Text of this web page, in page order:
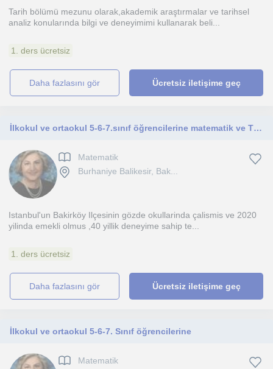
Tarih bölümü mezunu olarak,akademik araştırmalar ve tarihsel
analiz konularında bilgi ve deneyimimi kullanarak beli...
1. ders ücretsiz
daha fazlasını gör Ücretsiz iletişime geç
İlkokul ve ortaokul 5-6-7.sınıf öğrencilerine matematik ve Türkçe
Matematik
Burhaniye Balikesir, Bak...
Istanbul'un Bakirköy Ilçesinin gözde okullarinda çalismis ve 2020
yilinda emekli olmus ,40 yillik deneyime sahip te...
1. ders ücretsiz
daha fazlasını gör Ücretsiz iletişime geç
İlkokul ve ortaokul 5-6-7. Sınıf öğrencilerine
Matematik